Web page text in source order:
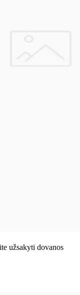
užsakyti dovanos